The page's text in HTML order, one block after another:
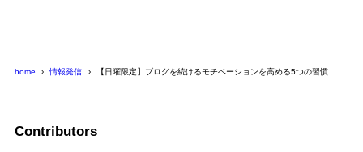
home 情報発信 【日曜限定】ブログを続けるモチベーションを高める5つの習慣
Contributors